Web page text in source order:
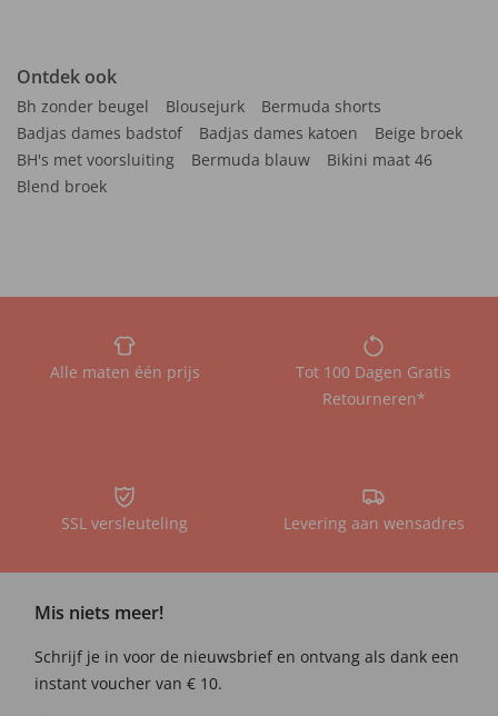
Ontdek ook
Bh zonder beugel Blousejurk
Bermuda shorts
Badjas dames badstof
Badjas dames katoen
Beige broek
BH's met voorsluiting
Bermuda blauw
Bikini maat 46
Blend broek
Alle maten één prijs
Tot 100 Dagen Gratis
Retourneren*
SSL versleuteling Levering aan wensadres
Mis niets meer!
Schrijf je in voor de nieuwsbrief en ontvang als dank een
instant voucher van € 10.